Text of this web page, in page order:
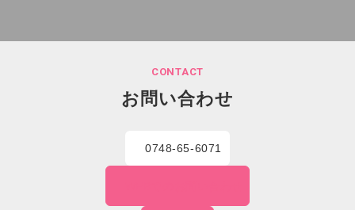
CONTACT
お問い合わせ
0748-65-6071